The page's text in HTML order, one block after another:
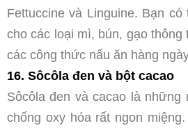
Fettuccine và Linguine. Bạn
cho các loại mì, bún, gạo
các công thức nấu ăn hàng
16. Sôcôla đen và bột cacao
Sôcôla đen và cacao là những
chống oxy hóa rất ngon